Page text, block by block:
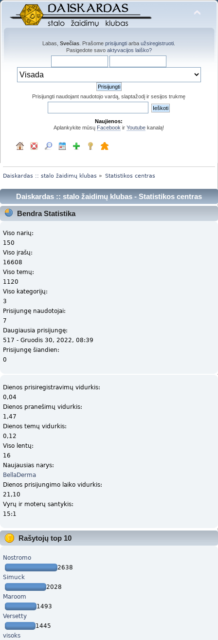
Labas,Svečias . Prašomeprisijungti arbaužsiregistruoti
Pasigedote savo aktyvacijos laiško?
Prisijungti naudojant naudotojo vardą, slaptažodį ir sesijos trukmę
Naujienos:
Aplankykite mūsų Facebook irYoutube kanalą!
Daiskardas :: stalo žaidimų klubas » Statistikos centras
Daiskardas :: stalo žaidimų klubas - Statistikos centras
Bendra Statistika
Viso narių:
150
Viso įrašų:
16608
Viso temų:
1120
Viso kategorijų:
3
Prisijungę naudotojai:
7
Daugiausia prisijungę:
517 - Gruodis 30, 2022, 08:39
Prisijungę šiandien:
0
Dienos prisiregistravimų vidurkis:
0,04
Dienos pranešimų vidurkis:
1,47
Dienos temų vidurkis:
0,12
Viso lentų:
16
Naujausias narys:
BellaDerma
Dienos prisijungimo laiko vidurkis:
21,10
Vyrų ir moterų santykis:
15:1
Rašytojų top 10
Nostromo
2638
Simuck
2028
Maroom
1493
Versetty
1445
visoks